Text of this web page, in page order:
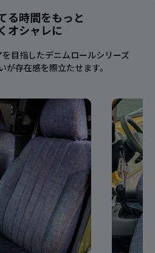
る時間をもっと
オシャレに
目指したデニムロールシリーズ
が存在感を際立たせます。